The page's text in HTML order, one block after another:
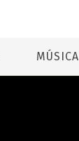
MÚSICA